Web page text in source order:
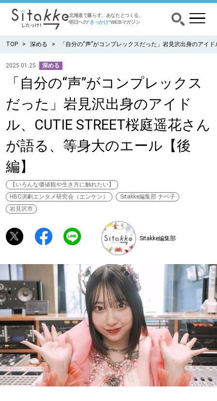
北海道で暮らす、あなたとつくる、
明日への”きっかけ”WEBマガジン
CATEGORY カテゴリー
食べる
出かける
暮らす
みがく
育む
深める
ゆるむ
SitakkeTV
LOCAL ローカルエリア
all
札幌
TOP 深める 「自分の“声”がコンプレックスだった」岩見沢出身のアイ
2025.01.25 深める
「自分の“声”がコンプレックス
だった」岩見沢出身のアイド
ル、CUTIE STREET桜庭遥花さん
が語る、等身大のエール【後
編】
【いろんな価値観や生き方に触れたい】
HBC演劇エンタメ研究会（エンケン）
Sitakke編集部 ナベ子
岩見沢市
Sitakke編集部